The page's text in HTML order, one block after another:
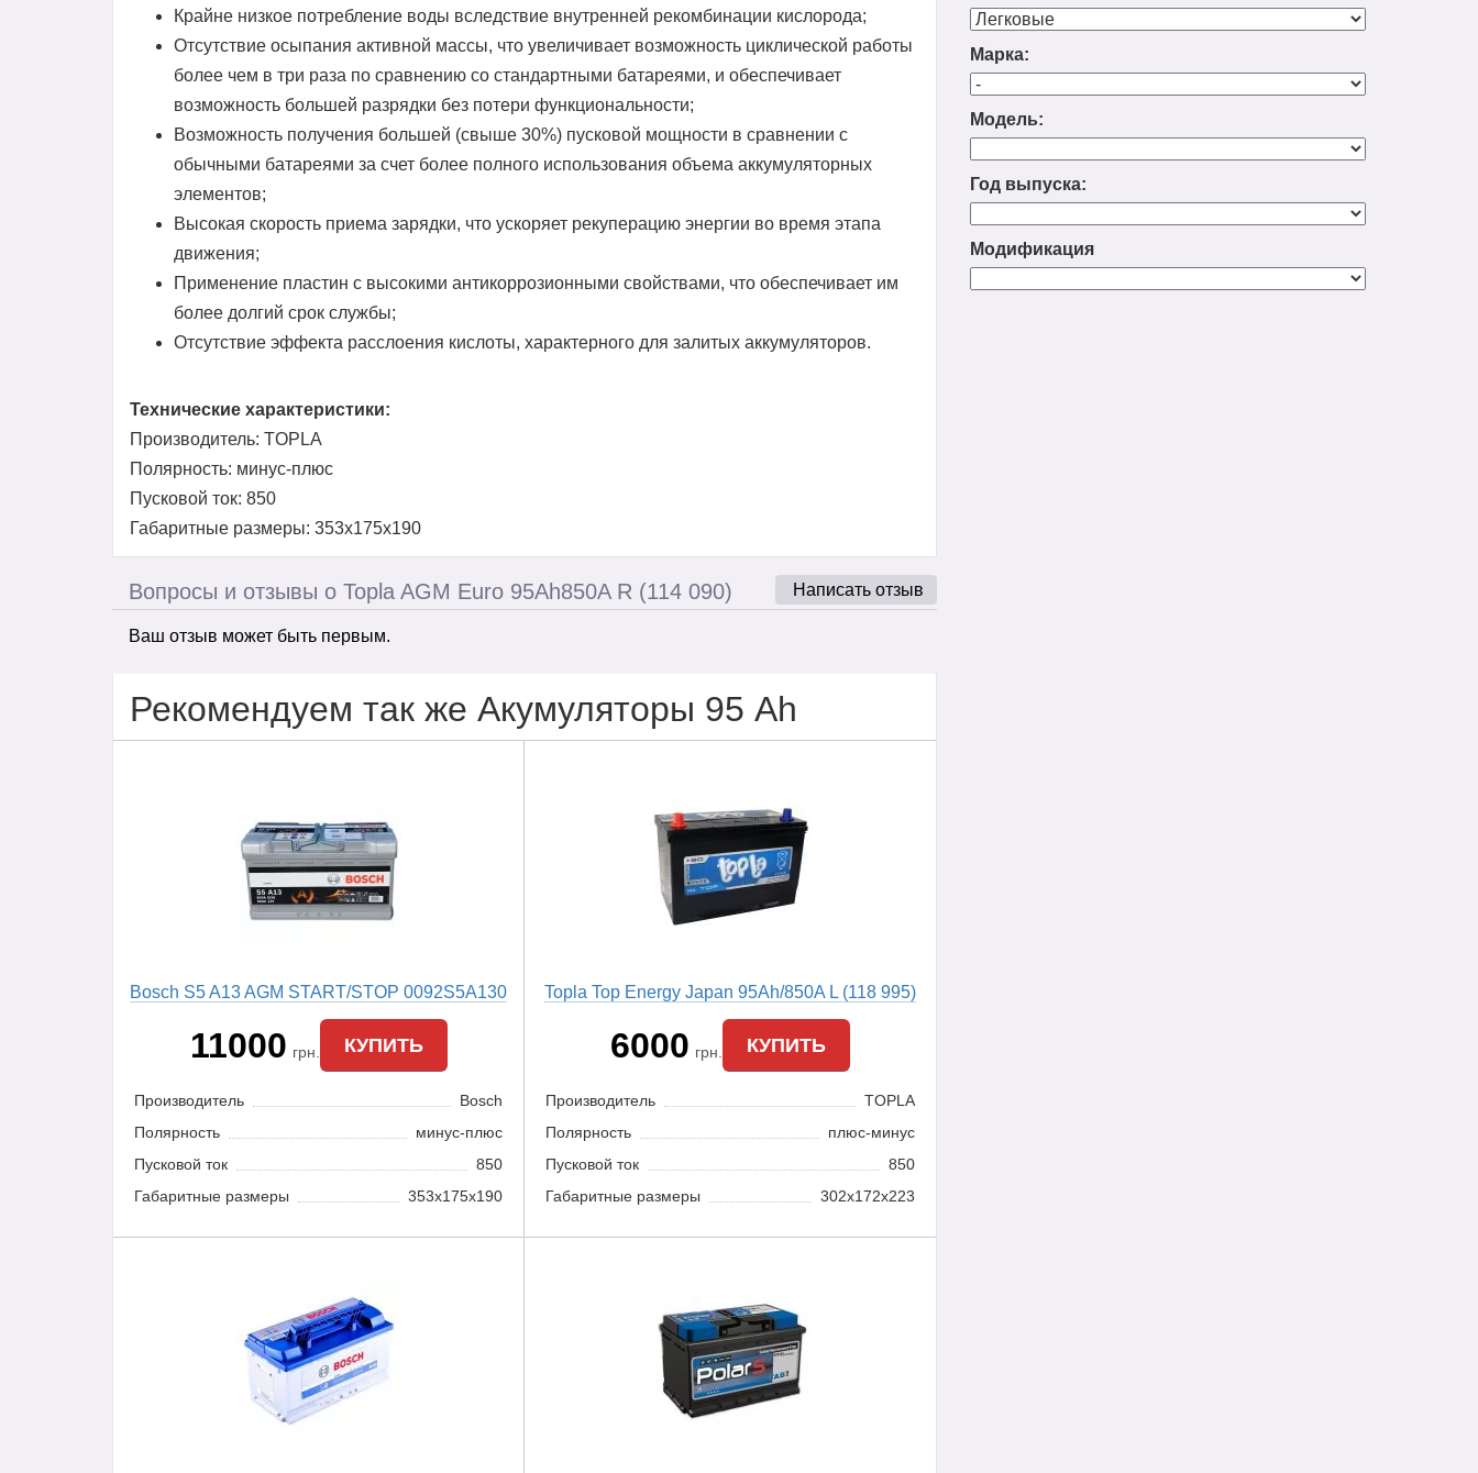
Крайне низкое потребление воды вследствие внутренней рекомбинации кислорода;
Отсутствие осыпания активной массы, что увеличивает возможность циклической работы
более чем в три раза по сравнению со стандартными батареями, и обеспечивает
возможность большей разрядки без потери функциональности;
Возможность получения большей (свыше 30%) пусковой мощности в сравнении с
обычными батареями за счет более полного использования объема аккумуляторных
элементов;
Высокая скорость приема зарядки, что ускоряет рекуперацию энергии во время этапа
движения;
Применение пластин с высокими антикоррозионными свойствами, что обеспечивает им
более долгий срок службы;
Отсутствие эффекта расслоения кислоты, характерного для залитых аккумуляторов.
Технические характеристики:
Производитель: TOPLA
Полярность: минус-плюс
Пусковой ток: 850
Габаритные размеры: 353x175x190
Написать отзыв
Вопросы и отзывы о Topla AGM Euro 95Ah850A R (114 090)
Ваш отзыв может быть первым.
Рекомендуем так же Акумуляторы 95 Ah
Bosch S5 A13 AGM START/STOP 0092S5A130
11000 грн. КУПИТЬ
Производитель
Bosch
Полярность
минус-плюс
Пусковой ток
850
Габаритные размеры
353x175x190
Topla Top Energy Japan 95Ah/850A L (118 995)
6000 грн. КУПИТЬ
Производитель
TOPLA
Полярность
плюс-минус
Пусковой ток
850
Габаритные размеры
302х172х223
Марка:
Модель:
Год выпуска:
Модификация